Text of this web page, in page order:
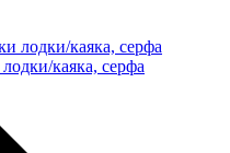
каяка, серфа